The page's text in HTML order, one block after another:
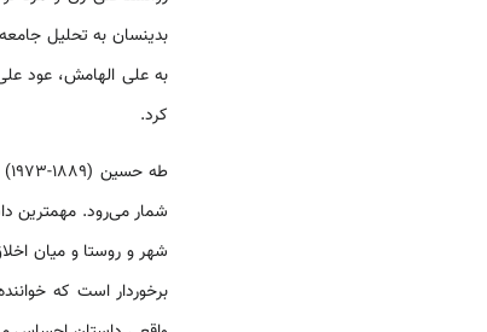
بدینسان به تحلیل
کرد.
شهر و روستا و میان
برخوردار است که